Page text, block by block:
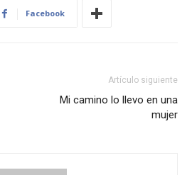
Facebook
Artículo siguiente
Mi camino lo llevo en una
mujer